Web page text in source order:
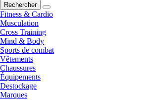
Rechercher
Fitness & Cardio
Musculation
Cross Training
Mind & Body
Sports de combat
Vêtements
Chaussures
Équipements
Destockage
Marques